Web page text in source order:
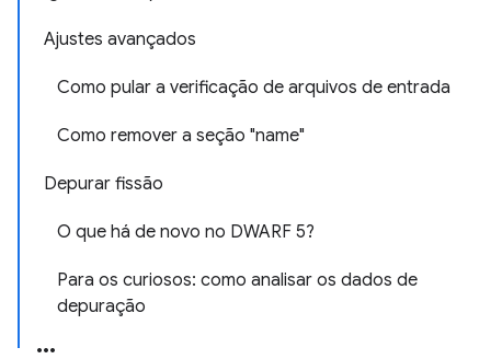
Ajustes avançados
Como pular a verificação de arquivos de entrada
Como remover a seção "name"
Depurar fissão
O que há de novo no DWARF 5?
Para os curiosos: como analisar os dados de
depuração